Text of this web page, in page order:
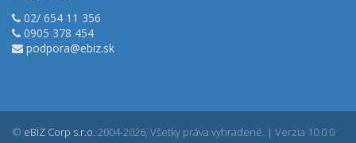
02/ 654 11 356
0905 378 454
podpora@ebiz.sk
© eBIZ Corp s.r.o. 2004-2026, Všetky práva vyhradené. | Verzia 10.0.0